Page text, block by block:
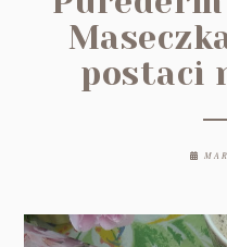
postaci